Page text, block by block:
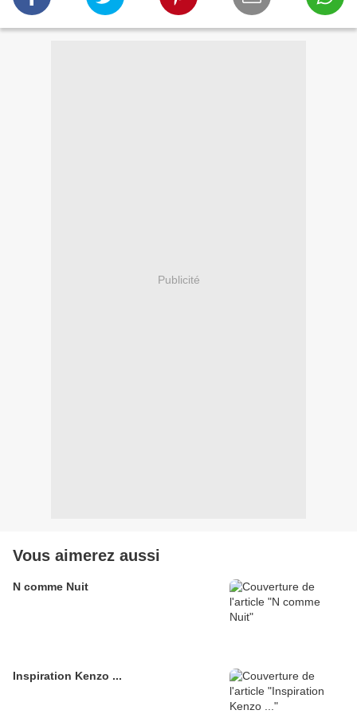
Publicité
Vous aimerez aussi
N comme Nuit
Inspiration Kenzo ...